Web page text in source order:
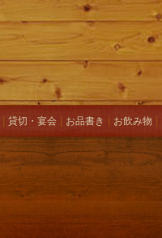
貸切・宴会 お品書き お飲み物